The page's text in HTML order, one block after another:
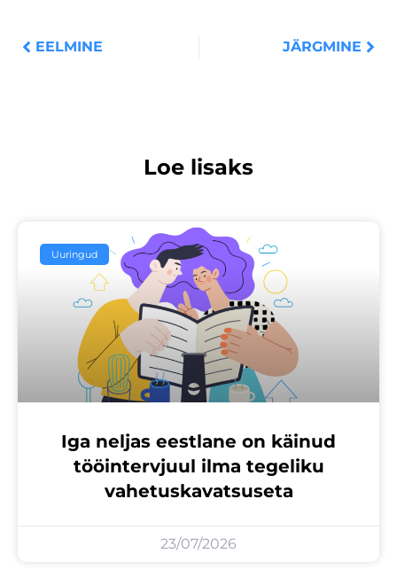
EELMINE JÄRGMINE
Loe lisaks
Uuringud
Iga neljas eestlane on käinud
tööintervjuul ilma tegeliku
vahetuskavatsuseta
23/07/2026